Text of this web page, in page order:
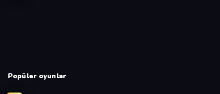
Popüler oyunlar